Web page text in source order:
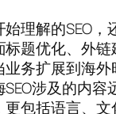
理解的SEO，
标题优化、外链
务扩展到海外
涉及的内容
更包括语言、文